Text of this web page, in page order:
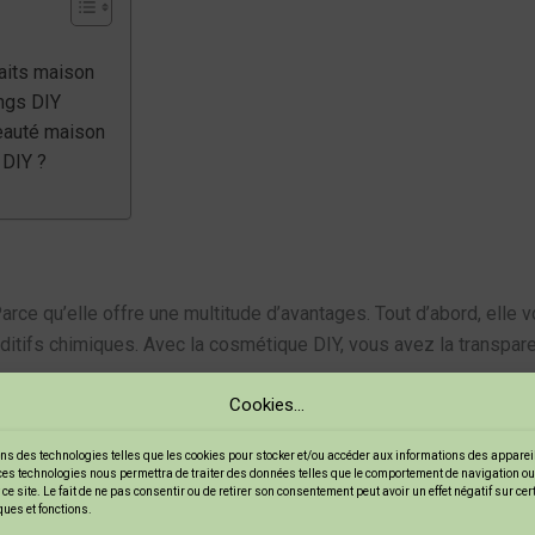
Cookies...
des technologies telles que les cookies pour stocker et/ou accéder aux informations des
technologies nous permettra de traiter des données telles que le comportement de navigation
site. Le fait de ne pas consentir ou de retirer son consentement peut avoir un effet négatif sur
et fonctions.
maison
DIY
maison
?
qu’elle offre une multitude d’avantages. Tout d’abord,
chimiques. Avec la cosmétique DIY, vous avez la
produits de beauté, c’est comme faire de l’art. Vous
ou grasse, vous pouvez concocter des formules sur-